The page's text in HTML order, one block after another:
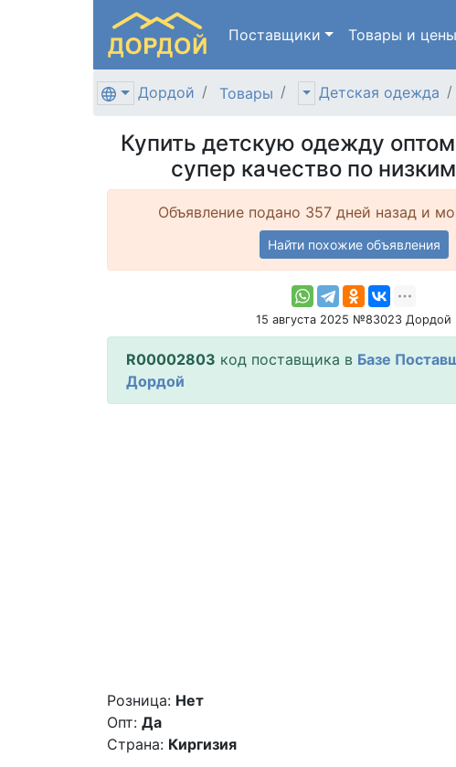
Поставщики Товары и цены
Дордой Товары Детская одежда
Купить детскую одежду
супер качество по
Объявление подано 357 дней назад и
Найти похожие объявления
15 августа 2025 №83023 Дордой
R00002803 код поставщика в Базе
Дордой
Розница: Нет
Опт: Да
Страна: Киргизия